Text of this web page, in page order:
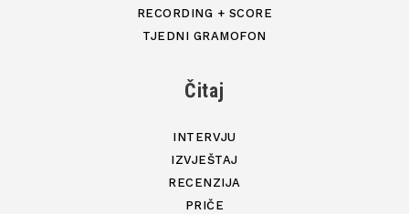
RECORDING + SCORE
TJEDNI GRAMOFON
Čitaj
INTERVJU
IZVJEŠTAJ
RECENZIJA
PRIČE